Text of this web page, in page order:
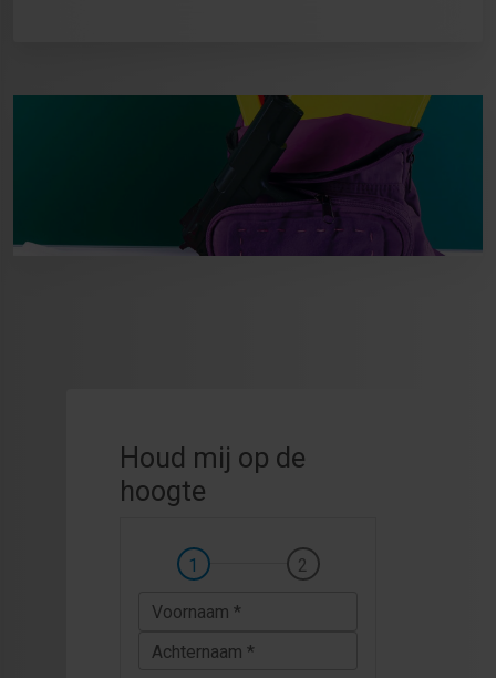
Houd mij op de
hoogte
Voornaam *
Achternaam *